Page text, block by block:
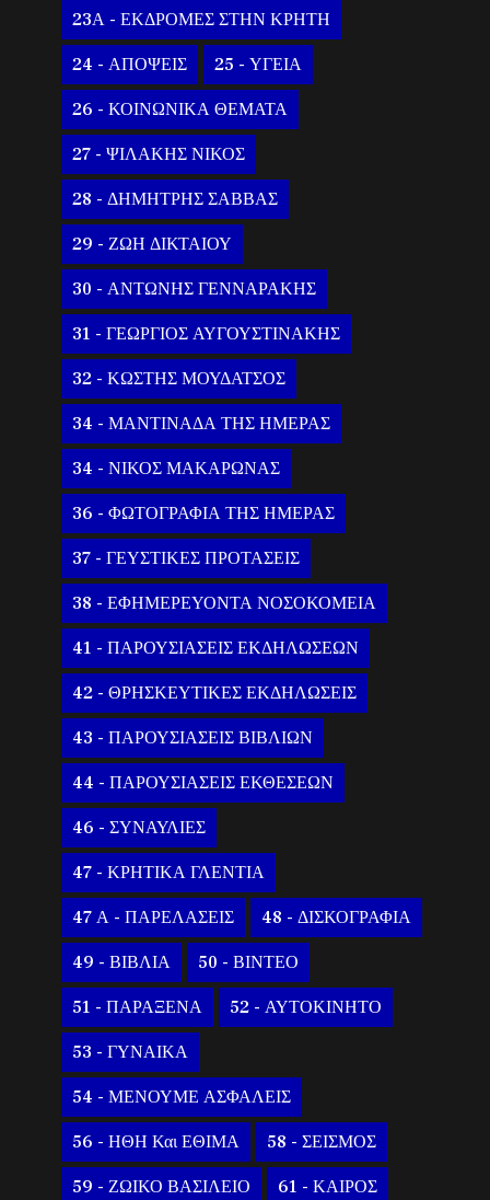
23Α - ΕΚΔΡΟΜΕΣ ΣΤΗΝ ΚΡΗΤΗ
24 - ΑΠΟΨΕΙΣ 25 - ΥΓΕΙΑ
26 - ΚΟΙΝΩΝΙΚΑ ΘΕΜΑΤΑ
27 - ΨΙΛΑΚΗΣ ΝΙΚΟΣ
28 - ΔΗΜΗΤΡΗΣ ΣΑΒΒΑΣ
29 - ΖΩΗ ΔΙΚΤΑΙΟΥ
30 - ΑΝΤΩΝΗΣ ΓΕΝΝΑΡΑΚΗΣ
31 - ΓΕΩΡΓΙΟΣ ΑΥΓΟΥΣΤΙΝΑΚΗΣ
32 - ΚΩΣΤΗΣ ΜΟΥΔΑΤΣΟΣ
34 - ΜΑΝΤΙΝΑΔΑ ΤΗΣ ΗΜΕΡΑΣ
34 - ΝΙΚΟΣ ΜΑΚΑΡΩΝΑΣ
36 - ΦΩΤΟΓΡΑΦΙΑ ΤΗΣ ΗΜΕΡΑΣ
37 - ΓΕΥΣΤΙΚΕΣ ΠΡΟΤΑΣΕΙΣ
38 - ΕΦΗΜΕΡΕΥΟΝΤΑ ΝΟΣΟΚΟΜΕΙΑ
41 - ΠΑΡΟΥΣΙΑΣΕΙΣ ΕΚΔΗΛΩΣΕΩΝ
42 - ΘΡΗΣΚΕΥΤΙΚΕΣ ΕΚΔΗΛΩΣΕΙΣ
43 - ΠΑΡΟΥΣΙΑΣΕΙΣ ΒΙΒΛΙΩΝ
44 - ΠΑΡΟΥΣΙΑΣΕΙΣ ΕΚΘΕΣΕΩΝ
46 - ΣΥΝΑΥΛΙΕΣ
47 - ΚΡΗΤΙΚΑ ΓΛΕΝΤΙΑ
47 Α - ΠΑΡΕΛΑΣΕΙΣ 48 - ΔΙΣΚΟΓΡΑΦΙΑ
49 - ΒΙΒΛΙΑ 50 - ΒΙΝΤΕΟ
51 - ΠΑΡΑΞΕΝΑ 52 - ΑΥΤΟΚΙΝΗΤΟ
53 - ΓΥΝΑΙΚΑ
54 - ΜΕΝΟΥΜΕ ΑΣΦΑΛΕΙΣ
56 - ΗΘΗ Και ΕΘΙΜΑ 58 - ΣΕΙΣΜΟΣ
59 - ΖΩΙΚΟ ΒΑΣΙΛΕΙΟ 61 - ΚΑΙΡΟΣ